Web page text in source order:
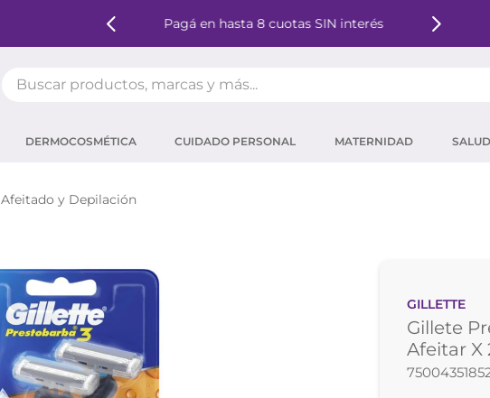
Pagá en hasta 8 cuotas SIN interés
DERMOCOSMÉTICA CUIDADO PERSONAL MATERNIDAD
Afeitado y Depilación
GILLETTE
Gillete
Afeitar X
proteina
corrector
agua micelar
máscara pestañas